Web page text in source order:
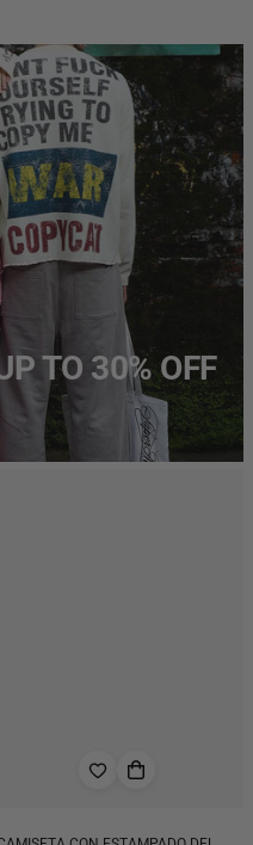
TO 30% OFF